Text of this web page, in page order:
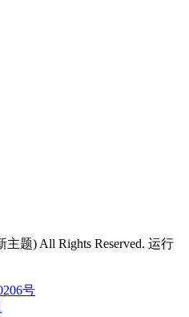
题) All Rights Reserved. 运行
号